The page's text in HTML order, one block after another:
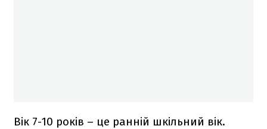
Вік 7-10 років – це ранній шкільний вік.